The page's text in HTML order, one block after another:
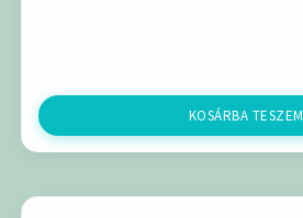
KOSÁRBA TESZEM